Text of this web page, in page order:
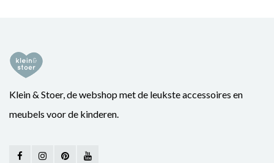
Klein & Stoer, de webshop met de leukste accessoires en
meubels voor de kinderen.